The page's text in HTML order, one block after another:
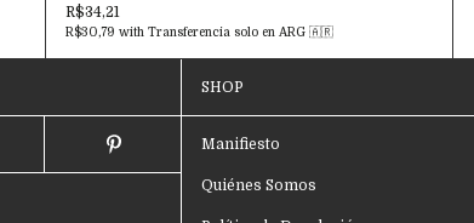
R$34,21
R$30,79 with Transferencia solo en ARG 🇦🇷
SHOP
Manifiesto
Quiénes Somos